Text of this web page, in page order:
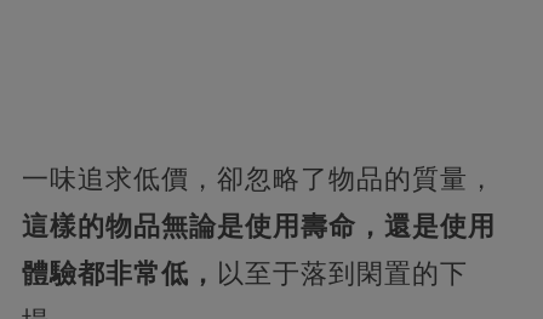
一味追求低價，卻忽略了物品的質量，
這樣的物品無論是使用壽命，還是使用
體驗都非常低， 以至于落到閑置的下